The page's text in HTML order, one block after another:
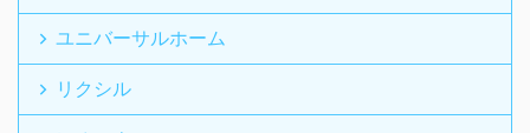
ユニバーサルホーム
リクシル